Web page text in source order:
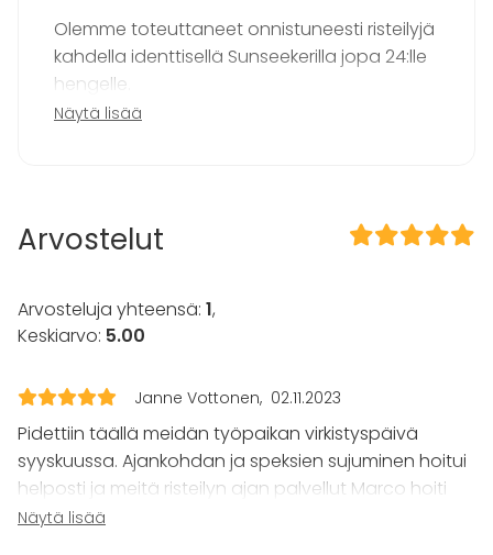
Musiikki kovalla OK
Tanssilattia
Tapahtumatyypit
Saunailta
Illallinen / lounas
Messut
Esitys / näytös
Virkistystilaisuus
Mökkireissu / retriitti
Pikkujoulut
Olemme toteuttaneet onnistuneesti risteilyjä
kahdella identtisellä Sunseekerilla jopa 24:lle
hengelle.
Lähdimme ajamaan yhdessä kohti upeaa
yhteisestä kesäillasta hyvän ruoan ja
juoman kera.
Toinen vaihtoehto on tehdä risteily ja käydä
syömässä saaristoravintolassa.
Mahdollisuus myös yhdistää saunomiseen
saarella tai lautalla. Kysy lisää !
Näytä lisää
Arvostelut
Arvosteluja yhteensä: 1,
Keskiarvo: 5.00
Janne Vottonen 02.11.2023
Pidettiin täällä meidän työpaikan virkistyspäivä
syyskuussa. Ajankohdan ja speksien sujuminen hoitui
helposti ja meitä risteilyn ajan palvellut Marco hoiti
hommansa erinomaisesti! Vaikka risteilykeli ei
Näytä lisää